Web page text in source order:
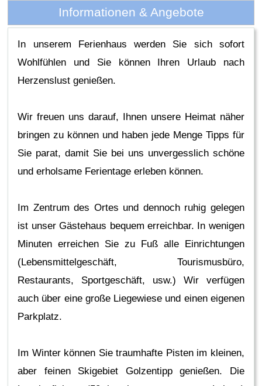
Informationen & Angebote
In unserem Ferienhaus werden Sie sich sofort
Wohlfühlen und Sie können Ihren Urlaub nach
Herzenslust genießen.
Wir freuen uns darauf, Ihnen unsere Heimat näher
bringen zu können und haben jede Menge Tipps für
Sie parat, damit Sie bei uns unvergesslich schöne
und erholsame Ferientage erleben können.
Im Zentrum des Ortes und dennoch ruhig gelegen
ist unser Gästehaus bequem erreichbar. In wenigen
Minuten erreichen Sie zu Fuß alle Einrichtungen
(Lebensmittelgeschäft, Tourismusbüro,
Restaurants, Sportgeschäft, usw.) Wir verfügen
auch über eine große Liegewiese und einen eigenen
Parkplatz.
Im Winter können Sie traumhafte Pisten im kleinen,
aber feinen Skigebiet Golzentipp genießen. Die